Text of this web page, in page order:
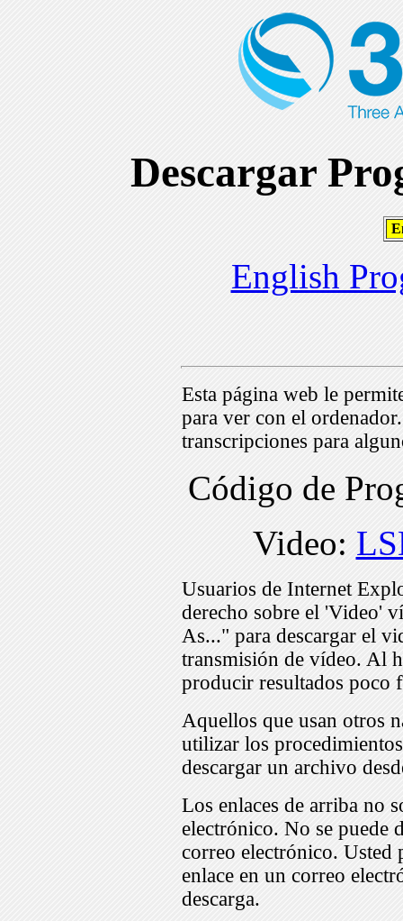
Descargar
English
Esta página web le
para ver con el
transcripciones para
Código de
Video:
Usuarios de Internet
derecho sobre el 'Video'
As..." para descargar el
transmisión de vídeo. Al
producir resultados poco
Aquellos que usan otros
utilizar los
descargar un archivo
Los enlaces de arriba no
electrónico. No se puede
correo electrónico. Usted
enlace en un correo
descarga.